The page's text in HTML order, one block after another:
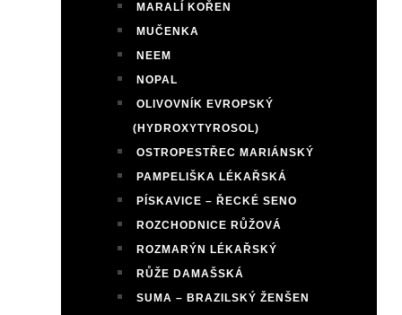
MARALÍ KOŘEN
MUČENKA
NEEM
NOPAL
OLIVOVNÍK EVROPSKÝ
(HYDROXYTYROSOL)
OSTROPESTŘEC MARIÁNSKÝ
PAMPELIŠKA LÉKAŘSKÁ
PÍSKAVICE – ŘECKÉ SENO
ROZCHODNICE RŮŽOVÁ
ROZMARÝN LÉKAŘSKÝ
RŮŽE DAMAŠSKÁ
SUMA – BRAZILSKÝ ŽENŠEN